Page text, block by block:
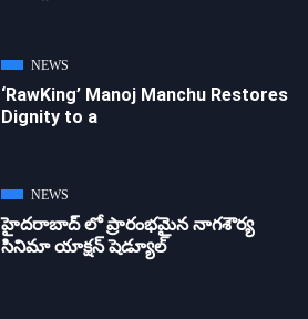
NEWS
‘RawKing’ Manoj Manchu Restores
Dignity to a
NEWS
హైదరాబాద్ లో ప్రారంభమైన నాగశౌర్య
సినిమా యాక్షన్ షెడ్యూల్